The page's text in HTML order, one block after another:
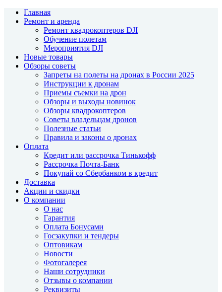
Главная
Ремонт и аренда
Ремонт квадрокоптеров DJI
Обучение полетам
Мероприятия DJI
Новые товары
Обзоры советы
Запреты на полеты на дронах в России 2025
Инструкции к дронам
Приемы съемки на дрон
Обзоры и выходы новинок
Обзоры квадрокоптеров
Советы владельцам дронов
Полезные статьи
Правила и законы о дронах
Оплата
Кредит или рассрочка Тинькофф
Рассрочка Почта-Банк
Покупай со Сбербанком в кредит
Доставка
Акции и скидки
О компании
О нас
Гарантия
Оплата Бонусами
Госзакупки и тендеры
Оптовикам
Новости
Фотогалерея
Наши сотрудники
Отзывы о компании
Реквизиты